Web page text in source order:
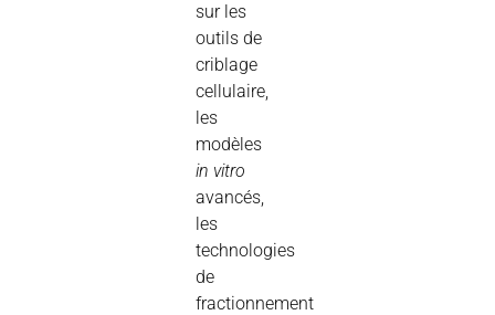
sur les
outils de
criblage
cellulaire,
les
modèles
in vitro
avancés,
les
technologies
de
fractionnement